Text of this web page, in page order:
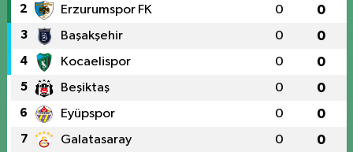
2 Erzurumspor FK 0 0
3 Başakşehir 0 0
4 Kocaelispor 0 0
5 Beşiktaş 0 0
6 Eyüpspor 0 0
7 Galatasaray 0 0